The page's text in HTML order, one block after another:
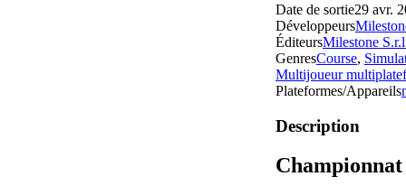
Date de sortie29 avr.
Développeurs
ÉditeursMilestone
GenresCourse,
Multijoueur
Plateformes/Appareils
Description